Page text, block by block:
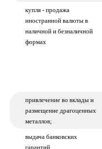
купля - продажа
иностранной валюты в
наличной и безналичной
формах
привлечение во вклады и
размещение драгоценных
металлов;
выдача банковских
гарантий